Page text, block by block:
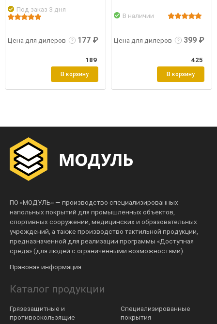
Под заказ 3 дня
Цена для дилеров 177 ₽
189
В корзину
В наличии
Цена для дилеров
Подробнее Войти
399 ₽
425
В корзину
ПО «МОДУЛЬ» — производство специализированных
напольных покрытий для промышленных объектов,
спортивных сооружений, медицинских и образовательных
учреждений, а также производство тактильной продукции,
предназначенной для реализации программы «Доступная
среда» (для людей с ограниченными возможностями).
Правовая информация
Каталог продукции
Грязезащитные и
противоскользящие
Специализированные
покрытия